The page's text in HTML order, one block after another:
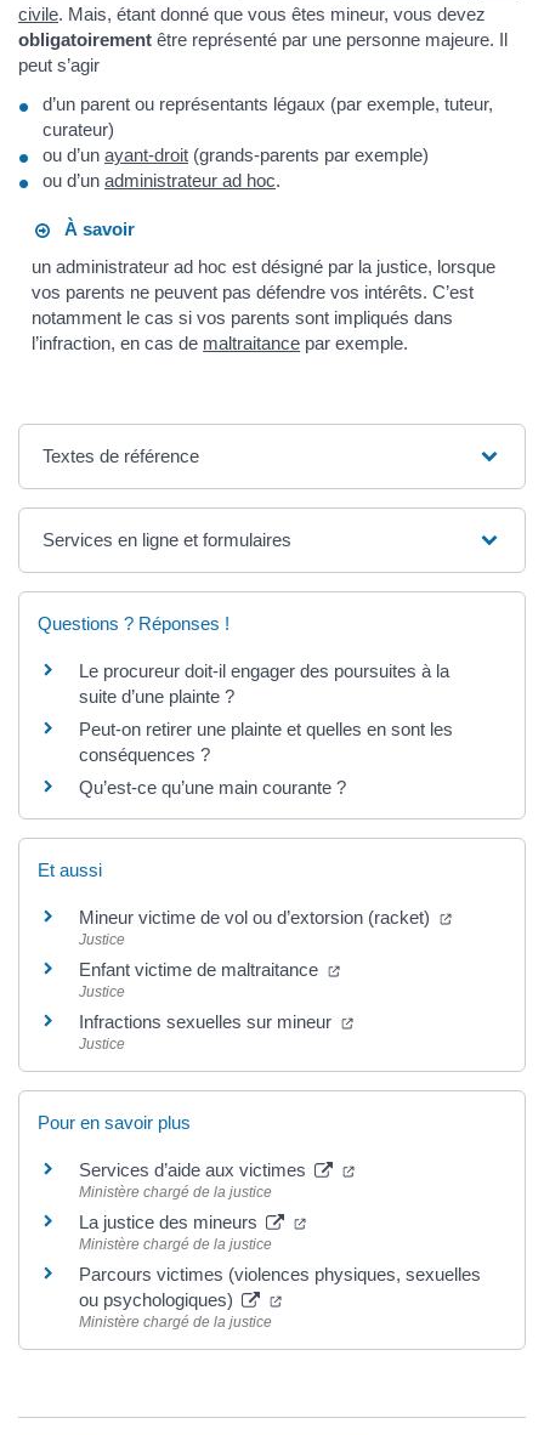
civile. Mais, étant donné que vous êtes mineur, vous devez
obligatoirement être représenté par une personne majeure. Il
peut s’agir
d’un parent ou représentants légaux (par exemple, tuteur,
curateur)
ou d’un ayant-droit (grands-parents par exemple)
ou d’un administrateur ad hoc.
À savoir
un administrateur ad hoc est désigné par la justice, lorsque
vos parents ne peuvent pas défendre vos intérêts. C’est
notamment le cas si vos parents sont impliqués dans
l’infraction, en cas de maltraitance par exemple.
Textes de référence
Services en ligne et formulaires
Questions ? Réponses !
Le procureur doit-il engager des poursuites à la
suite d’une plainte ?
Peut-on retirer une plainte et quelles en sont les
conséquences ?
Qu’est-ce qu’une main courante ?
Et aussi
Mineur victime de vol ou d’extorsion (racket)
Justice
Enfant victime de maltraitance
Justice
Infractions sexuelles sur mineur
Justice
Pour en savoir plus
Services d’aide aux victimes
Ministère chargé de la justice
La justice des mineurs
Ministère chargé de la justice
Parcours victimes (violences physiques, sexuelles
ou psychologiques)
Ministère chargé de la justice